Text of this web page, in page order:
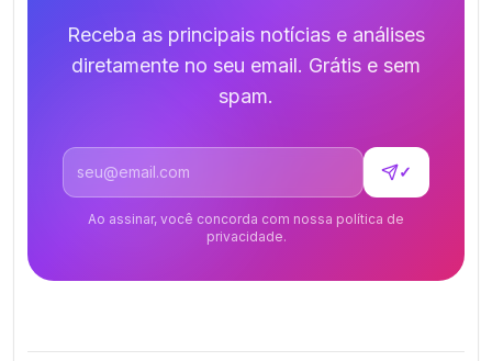
Receba as principais notícias e análises
diretamente no seu email. Grátis e sem
spam.
Endereço de email
✓
Ao assinar, você concorda com nossa política de
privacidade.